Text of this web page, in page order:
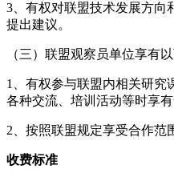
3、有权对联盟技术发展方向
提出建议。
（三）联盟观察员单位享有以
1、有权参与联盟内相关研究
各种交流、培训活动等时享
2、按照联盟规定享受合作范
收费标准